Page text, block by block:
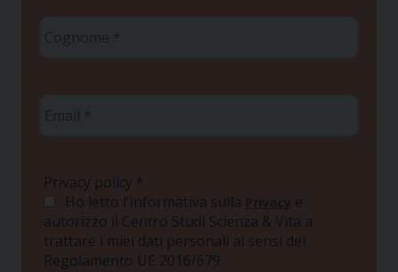
Privacy policy *
Ho letto l'informativa sulla Privacy e
autorizzo il Centro Studi Scienza & Vita a
trattare i miei dati personali ai sensi del
Regolamento UE 2016/679